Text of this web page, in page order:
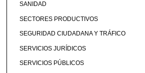
SANIDAD
SECTORES PRODUCTIVOS
SEGURIDAD CIUDADANA Y TRÁFICO
SERVICIOS JURÍDICOS
SERVICIOS PÚBLICOS